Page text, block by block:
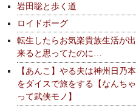
岩田聡と歩く道
ロイドボーグ
転生したらお気楽貴族生活が出
来ると思ってたのに…
【あんこ】やる夫は神州日乃本
をダイスで旅をする【なんちゃ
って武侠モノ】